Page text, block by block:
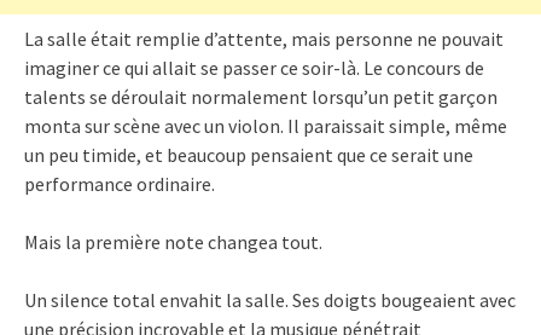
La salle était remplie d’attente, mais personne ne pouvait
imaginer ce qui allait se passer ce soir-là. Le concours de
talents se déroulait normalement lorsqu’un petit garçon
monta sur scène avec un violon. Il paraissait simple, même
un peu timide, et beaucoup pensaient que ce serait une
performance ordinaire.
Mais la première note changea tout.
Un silence total envahit la salle. Ses doigts bougeaient avec
une précision incroyable et la musique pénétrait